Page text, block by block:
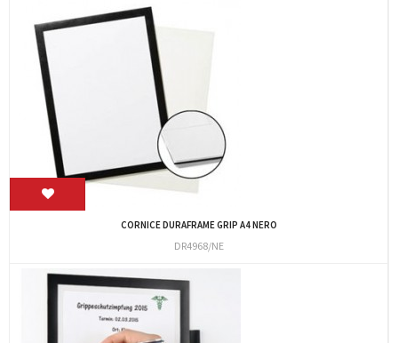
CORNICE DURAFRAME GRIP A4 NERO
DR4968/NE